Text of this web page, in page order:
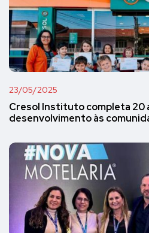
23/05/2025
Cresol Instituto completa 20
desenvolvimento às